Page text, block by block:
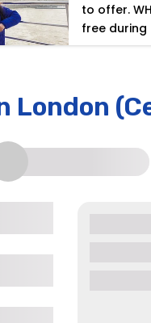
to offer.
free
London